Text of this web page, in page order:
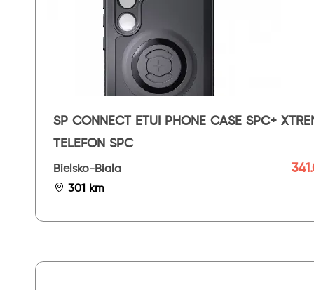
SP CONNECT ETUI PHONE CASE SPC+
TELEFON SPC
Bielsko-Biala
301 km